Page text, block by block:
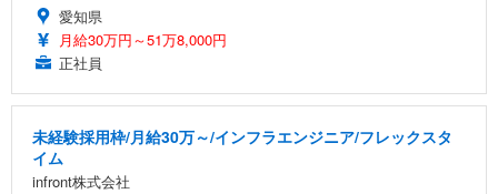
愛知県
月給30万円～51万8,000円
正社員
未経験採用枠/月給30万～/インフラエンジニア/フレックスタ
イム
infront株式会社